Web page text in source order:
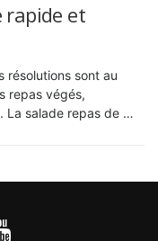
rapide et
résolutions sont au
repas végés,
La salade repas de …